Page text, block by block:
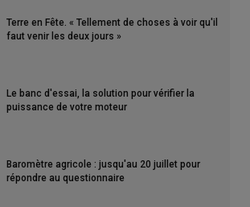
Terre en Fête. « Tellement de choses à voir qu'il
faut venir les deux jours »
Le banc d'essai, la solution pour vérifier la
puissance de votre moteur
Baromètre agricole : jusqu'au 20 juillet pour
répondre au questionnaire